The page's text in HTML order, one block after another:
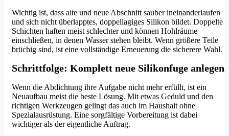
Wichtig ist, dass alte und neue Abschnitt sauber ineinanderlaufen
und sich nicht überlapptes, doppellagiges Silikon bildet. Doppelte
Schichten haften meist schlechter und können Hohlräume
einschließen, in denen Wasser stehen bleibt. Wenn größere Teile
brüchig sind, ist eine vollständige Erneuerung die sicherere Wahl.
Schrittfolge: Komplett neue Silikonfuge anlegen
Wenn die Abdichtung ihre Aufgabe nicht mehr erfüllt, ist ein
Neuaufbau meist die beste Lösung. Mit etwas Geduld und den
richtigen Werkzeugen gelingt das auch im Haushalt ohne
Spezialausrüstung. Eine sorgfältige Vorbereitung ist dabei
wichtiger als der eigentliche Auftrag.